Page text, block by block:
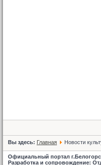
Вы здесь: Главная Новости
Официальный портал
Разработка и сопровождение: